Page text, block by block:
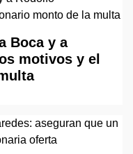
Boca y a
motivos y el